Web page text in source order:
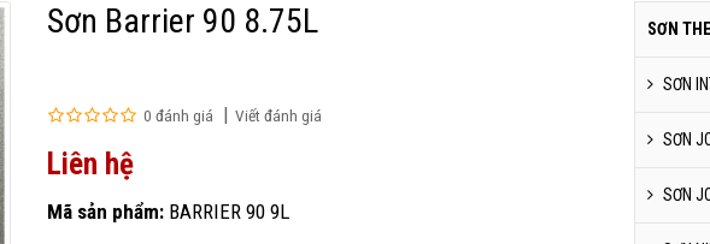
Sơn Barrier 90 8.75L
0 đánh giá Viết đánh giá
Liên hệ
Mã sản phẩm:BARRIER 90 9L
SƠN
SƠN
SƠN
SƠN